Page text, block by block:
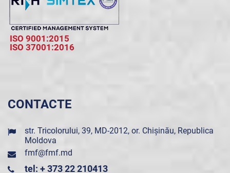
ISO 9001:2015
ISO 37001:2016
CONTACTE
str. Tricolorului, 39, MD-2012, or. Chișinău, Republica
Moldova
fmf@fmf.md
tel: + 373 22 210413